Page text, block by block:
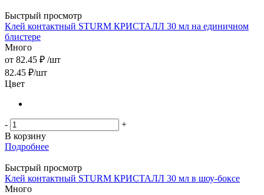
Быстрый просмотр
Клей контактный STURM КРИСТАЛЛ 30 мл на единичном
блистере
Много
от 82.45 ₽ /шт
82.45 ₽/шт
Цвет
-
+
В корзину
Подробнее
Быстрый просмотр
Клей контактный STURM КРИСТАЛЛ 30 мл в шоу-боксе
Много